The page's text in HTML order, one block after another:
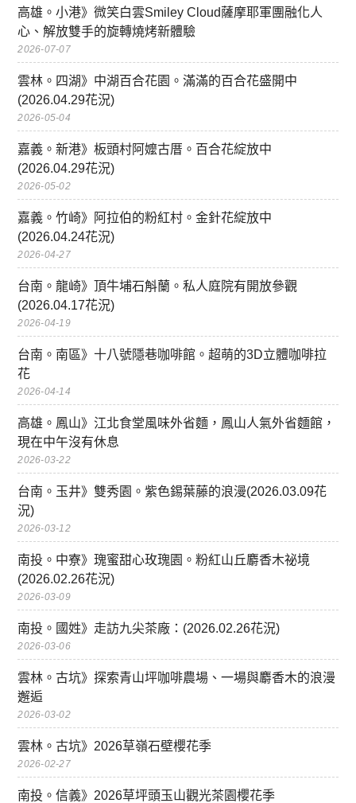
高雄。小港》微笑白雲Smiley Cloud薩摩耶軍團融化人
心、解放雙手的旋轉燒烤新體驗
2026-07-07
雲林。四湖》中湖百合花園。滿滿的百合花盛開中
(2026.04.29花況)
2026-05-04
嘉義。新港》板頭村阿嬤古厝。百合花綻放中
(2026.04.29花況)
2026-05-02
嘉義。竹崎》阿拉伯的粉紅村。金針花綻放中
(2026.04.24花況)
2026-04-27
台南。龍崎》頂牛埔石斛蘭。私人庭院有開放參觀
(2026.04.17花況)
2026-04-19
台南。南區》十八號隱巷咖啡館。超萌的3D立體咖啡拉
花
2026-04-14
高雄。鳳山》江北食堂風味外省麵，鳳山人氣外省麵館，
現在中午沒有休息
2026-03-22
台南。玉井》雙秀園。紫色錫葉藤的浪漫(2026.03.09花
況)
2026-03-12
南投。中寮》瑰蜜甜心玫瑰園。粉紅山丘麝香木祕境
(2026.02.26花況)
2026-03-09
南投。國姓》走訪九尖茶廠：(2026.02.26花況)
2026-03-06
雲林。古坑》探索青山坪咖啡農場、一場與麝香木的浪漫
邂逅
2026-03-02
雲林。古坑》2026草嶺石壁櫻花季
2026-02-27
南投。信義》2026草坪頭玉山觀光茶園櫻花季